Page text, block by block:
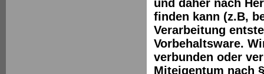
und daher nach
finden kann (z.B,
Verarbeitung
Vorbehaltsware.
verbunden oder
Miteigentum nach